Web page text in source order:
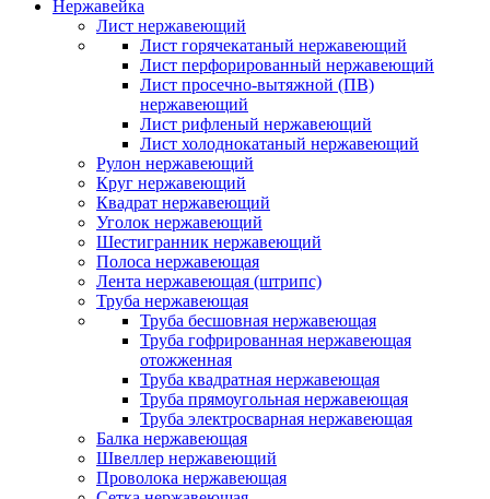
Нержавейка
Лист нержавеющий
Лист горячекатаный нержавеющий
Лист перфорированный нержавеющий
Лист просечно-вытяжной (ПВ)
нержавеющий
Лист рифленый нержавеющий
Лист холоднокатаный нержавеющий
Рулон нержавеющий
Круг нержавеющий
Квадрат нержавеющий
Уголок нержавеющий
Шестигранник нержавеющий
Полоса нержавеющая
Лента нержавеющая (штрипс)
Труба нержавеющая
Труба бесшовная нержавеющая
Труба гофрированная нержавеющая
отожженная
Труба квадратная нержавеющая
Труба прямоугольная нержавеющая
Труба электросварная нержавеющая
Балка нержавеющая
Швеллер нержавеющий
Проволока нержавеющая